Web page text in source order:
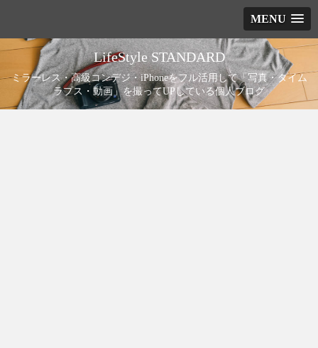
MENU
LifeStyle STANDARD
ミラーレス・高級コンデジ・iPhoneをフル活用して「写真・タイム
ラプス・動画」を撮ってUPしている個人ブログ